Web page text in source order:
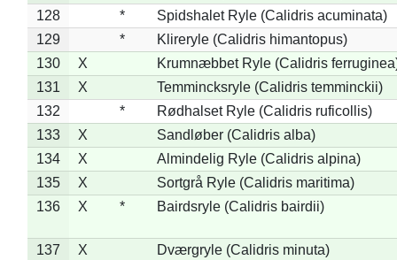
128
*
Spidshalet Ryle (Calidris acuminata)
129
*
Klireryle (Calidris himantopus)
130
X
Krumnæbbet Ryle (Calidris
131
X
Temmincksryle (Calidris temminckii)
132
*
Rødhalset Ryle (Calidris ruficollis)
133
X
Sandløber (Calidris alba)
134
X
Almindelig Ryle (Calidris alpina)
135
X
Sortgrå Ryle (Calidris maritima)
136
X * Bairdsryle (Calidris bairdii)
137 X
Dværgryle (Calidris minuta)